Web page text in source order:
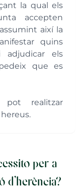
la qual els
accepten
així la
quins
adjudicar els
que es
pot realitzar
per a
d'herència?